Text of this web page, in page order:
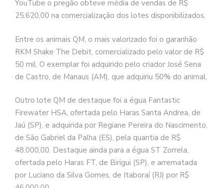
YouTube o pregão obteve média de vendas de R$
25.620,00 na comercialização dos lotes disponibilizados.
Entre os animais QM, o mais valorizado foi o garanhão
RKM Shake The Debit, comercializado pelo valor de R$
50 mil. O exemplar foi adquirido pelo criador José Sena
de Castro, de Manaus (AM), que adquiriu 50% do animal.
Outro lote QM de destaque foi a égua Fantastic
Firewater HSA, ofertada pelo Haras Santa Andrea, de
Jaú (SP), e adquirida por Regiane Pereira do Nascimento,
de São Gabriel da Palha (ES), pela quantia de R$
48.000,00. Destaque ainda para a égua ST Zorrela,
ofertada pelo Haras FT, de Birigui (SP), e arrematada
por Luciano da Silva Gomes, de Itaboraí (RJ) por R$